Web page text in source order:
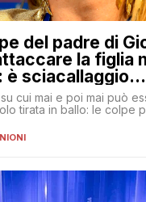
del padre di
la figlia
è sciacallaggio.
di essere
cui mai e poi mai può
tirata in ballo: le colpe